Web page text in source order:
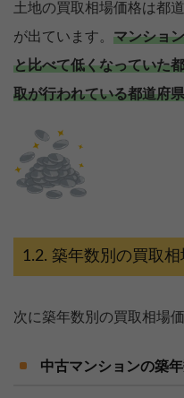
土地の買取相場価格は都
が出ています。 マンショ
と比べて低くなっていた
取が行われている都道府
築年数別の買取相
次に築年数別の買取相場
中古マンションの築